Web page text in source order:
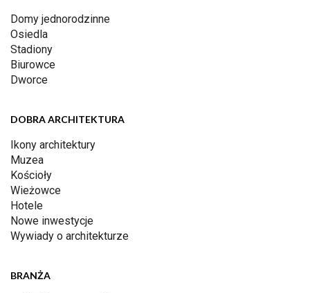
Domy jednorodzinne
Osiedla
Stadiony
Biurowce
Dworce
DOBRA ARCHITEKTURA
Ikony architektury
Muzea
Kościoły
Wieżowce
Hotele
Nowe inwestycje
Wywiady o architekturze
BRANŻA